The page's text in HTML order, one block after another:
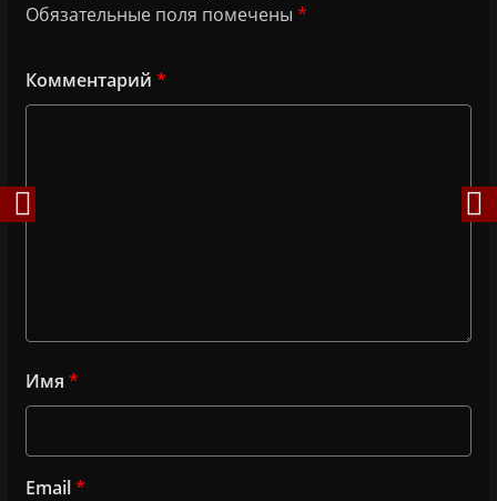
Обязательные поля помечены *
Комментарий *
Имя *
Email*